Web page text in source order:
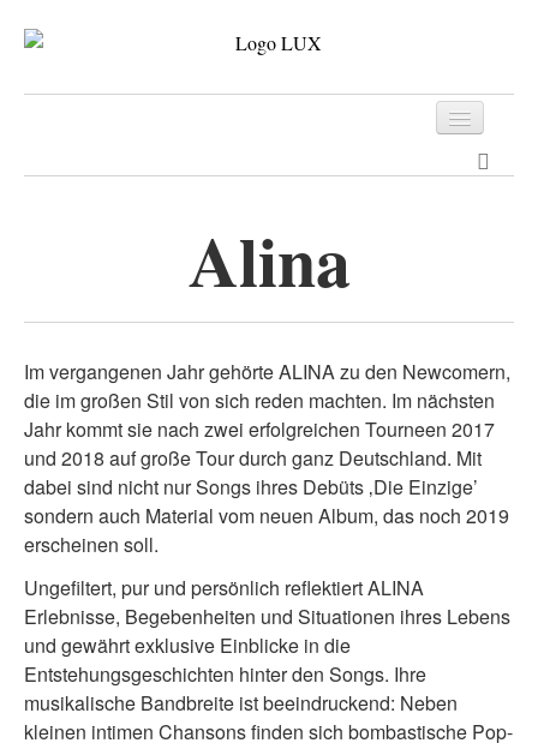
Kontakt
Alina
Im vergangenen Jahr gehörte ALINA zu den Newcomern,
die im großen Stil von sich reden machten. Im nächsten
Jahr kommt sie nach zwei erfolgreichen Tourneen 2017
und 2018 auf große Tour durch ganz Deutschland. Mit
dabei sind nicht nur Songs ihres Debüts ‚Die Einzige’
sondern auch Material vom neuen Album, das noch 2019
erscheinen soll.
Ungefiltert, pur und persönlich reflektiert ALINA
Erlebnisse, Begebenheiten und Situationen ihres Lebens
und gewährt exklusive Einblicke in die
Entstehungsgeschichten hinter den Songs. Ihre
musikalische Bandbreite ist beeindruckend: Neben
kleinen intimen Chansons finden sich bombastische Pop-